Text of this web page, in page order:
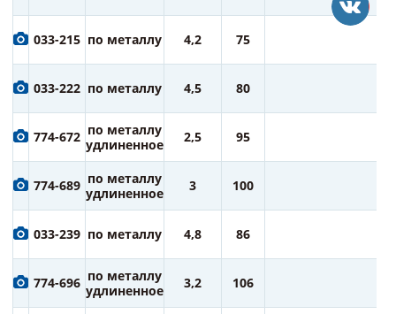
033-215 по металлу 4,2 75
033-222 по металлу 4,5 80
774-672 по металлу
удлиненное
2,5 95
774-689 по металлу
удлиненное
3 100
033-239 по металлу 4,8 86
774-696 по металлу
удлиненное
3,2 106